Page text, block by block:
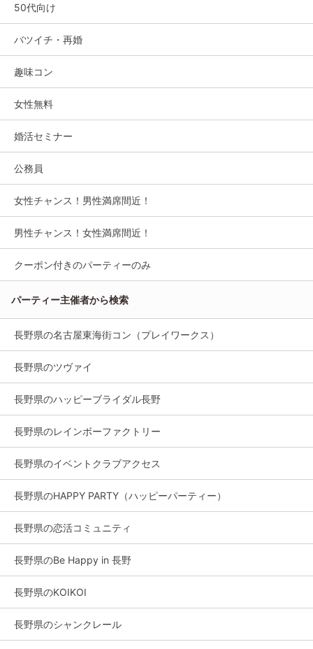
50代向け
バツイチ・再婚
趣味コン
女性無料
婚活セミナー
公務員
女性チャンス！男性満席間近！
男性チャンス！女性満席間近！
クーポン付きのパーティーのみ
パーティー主催者から検索
長野県の名古屋東海街コン（プレイワークス）
長野県のツヴァイ
長野県のハッピーブライダル長野
長野県のレインボーファクトリー
長野県のイベントクラブアクセス
長野県のHAPPY PARTY（ハッピーパーティー）
長野県の恋活コミュニティ
長野県のBe Happy in 長野
長野県のKOIKOI
長野県のシャンクレール